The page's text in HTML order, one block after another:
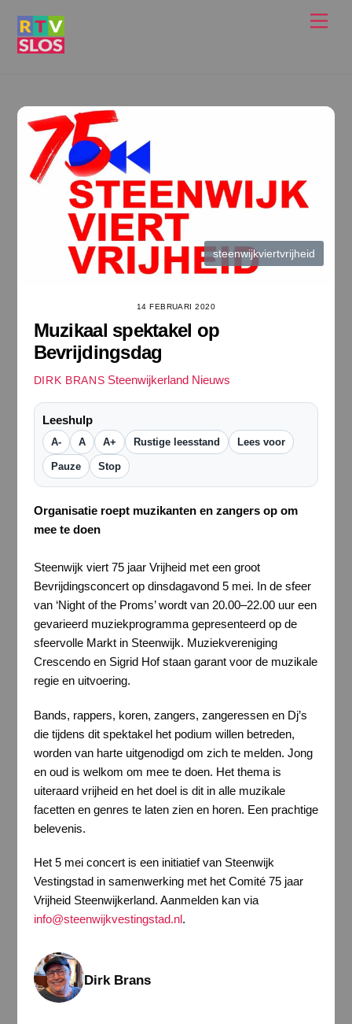
steenwijkviertvrijheid
14 FEBRUARI 2020
Muzikaal spektakel op
Bevrijdingsdag
DIRK BRANS Steenwijkerland Nieuws
Leeshulp
A- A A+ Rustige leesstand Lees voor
Pauze Stop
Organisatie roept muzikanten en zangers op om
mee te doen
Steenwijk viert 75 jaar Vrijheid met een groot
Bevrijdingsconcert op dinsdagavond 5 mei. In de sfeer
van ‘Night of the Proms’ wordt van 20.00–22.00 uur een
gevarieerd muziekprogramma gepresenteerd op de
sfeervolle Markt in Steenwijk. Muziekvereniging
Crescendo en Sigrid Hof staan garant voor de muzikale
regie en uitvoering.
Bands, rappers, koren, zangers, zangeressen en Dj’s
die tijdens dit spektakel het podium willen betreden,
worden van harte uitgenodigd om zich te melden. Jong
en oud is welkom om mee te doen. Het thema is
uiteraard vrijheid en het doel is dit in alle muzikale
facetten en genres te laten zien en horen. Een prachtige
belevenis.
Het 5 mei concert is een initiatief van Steenwijk
Vestingstad in samenwerking met het Comité 75 jaar
Vrijheid Steenwijkerland. Aanmelden kan via
info@steenwijkvestingstad.nl.
Dirk Brans